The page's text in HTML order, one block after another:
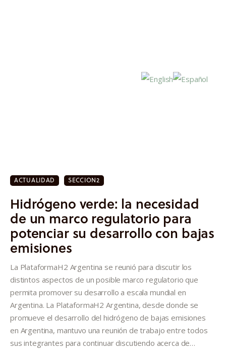
Investigación
Proyectos
Informes
Quiénes somos
ACTUALIDAD SECCION2
Hidrógeno verde: la necesidad
de un marco regulatorio para
potenciar su desarrollo con bajas
emisiones
La PlataformaH2 Argentina se reunió para discutir los
distintos aspectos de un posible marco regulatorio que
permita promover su desarrollo a escala mundial en
Argentina. La PlataformaH2 Argentina, desde donde se
promueve el desarrollo del hidrógeno de bajas emisiones
en Argentina, mantuvo una reunión de trabajo entre todos
sus integrantes para continuar discutiendo acerca de…